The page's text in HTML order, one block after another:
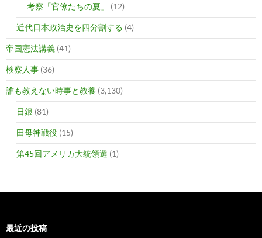
考察「官僚たちの夏」 (12)
近代日本政治史を四分割する (4)
帝国憲法講義 (41)
検察人事 (36)
誰も教えない時事と教養 (3,130)
日銀 (81)
田母神戦役 (15)
第45回アメリカ大統領選 (1)
最近の投稿